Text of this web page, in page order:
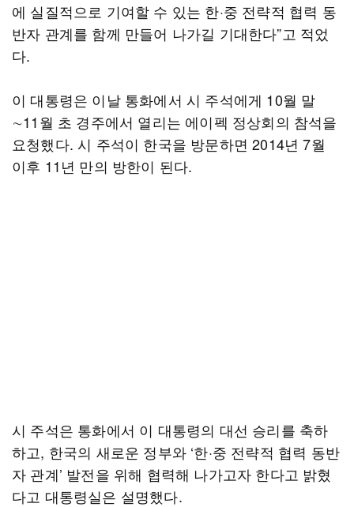
에 실질적으로 기여할 수 있는 한·중 전략적 협력 동
반자 관계를 함께 만들어 나가길 기대한다”고 적었
다.
이 대통령은 이날 통화에서 시 주석에게 10월 말
∼11월 초 경주에서 열리는 에이펙 정상회의 참석을
요청했다. 시 주석이 한국을 방문하면 2014년 7월
이후 11년 만의 방한이 된다.
시 주석은 통화에서 이 대통령의 대선 승리를 축하
하고, 한국의 새로운 정부와 ‘한·중 전략적 협력 동반
자 관계’ 발전을 위해 협력해 나가고자 한다고 밝혔
다고 대통령실은 설명했다.